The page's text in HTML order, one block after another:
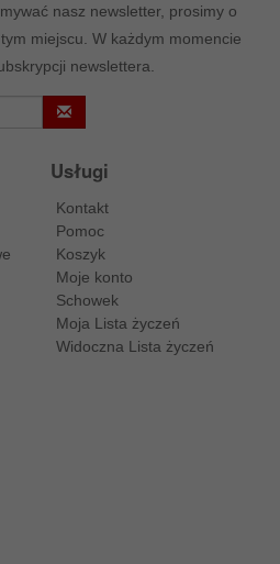
nasz newsletter, prosimy o
miejscu. W każdym momencie
newslettera.
Usługi
Kontakt
Pomoc
Koszyk
Moje konto
Schowek
Moja Lista życzeń
Widoczna Lista życzeń